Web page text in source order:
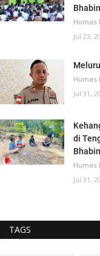
Humas
Jul 23,
Humas
Jul 31,
di
Humas
Jul 31,
TAGS